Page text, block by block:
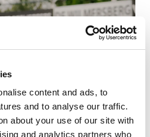
content and ads, to
and to analyse our traffic.
about your use of our site with
and analytics partners who